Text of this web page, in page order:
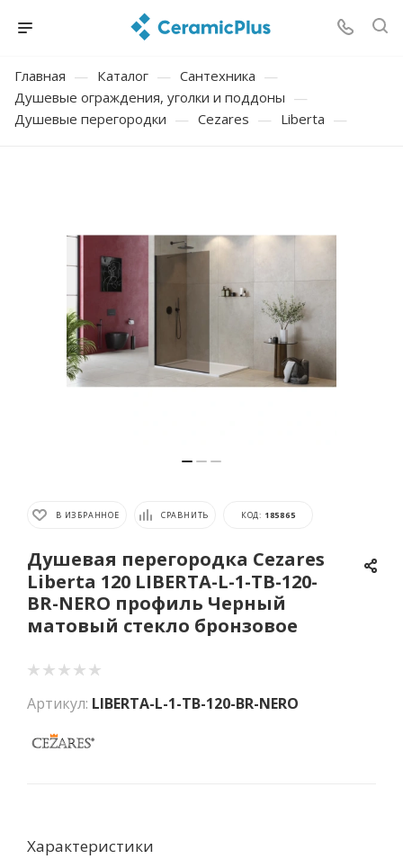
Главная — Каталог — Сантехника —
Душевые ограждения, уголки и поддоны —
Душевые перегородки — Cezares — Liberta —
В ИЗБРАННОЕ СРАВНИТЬ КОД: 185865
Душевая перегородка Cezares
Liberta 120 LIBERTA-L-1-TB-120-
BR-NERO профиль Черный
матовый стекло бронзовое
Артикул: LIBERTA-L-1-TB-120-BR-NERO
Характеристики